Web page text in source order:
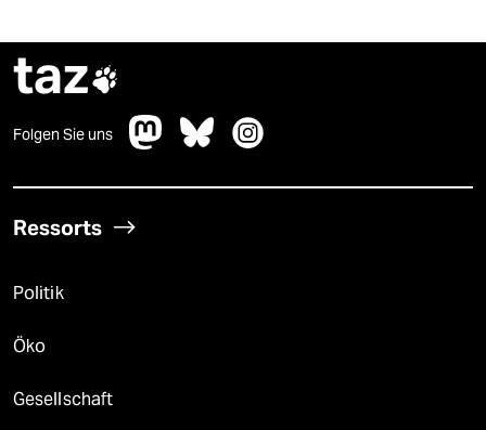
taz
Folgen Sie uns
Ressorts
Politik
Öko
Gesellschaft